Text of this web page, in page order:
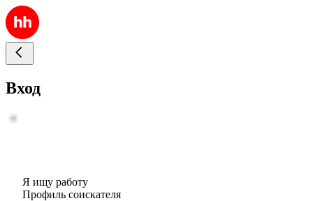
Вход
Я ищу работу
Профиль соискателя